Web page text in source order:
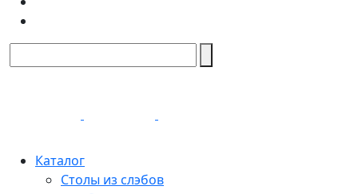
Каталог
Столы из слэбов